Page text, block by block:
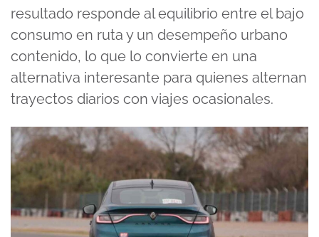
resultado responde al equilibrio entre el bajo
consumo en ruta y un desempeño urbano
contenido, lo que lo convierte en una
alternativa interesante para quienes alternan
trayectos diarios con viajes ocasionales.